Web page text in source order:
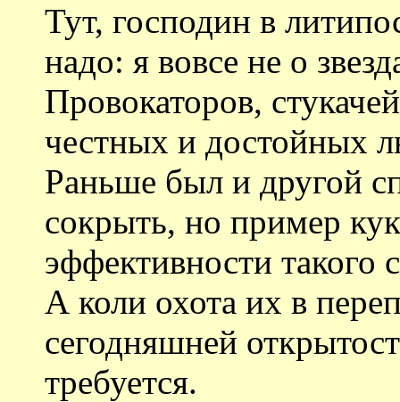
Тут, господин в
надо: я вовсе не о
Провокаторов,
честных и достойных
Раньше был и другой
сокрыть, но пример
эффективности такого
А коли охота их в
сегодняшней
требуется.